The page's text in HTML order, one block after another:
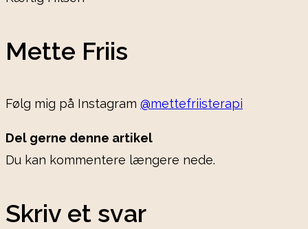
Mette Friis
Følg mig på Instagram @mettefriisterapi
Del gerne denne artikel
Du kan kommentere længere nede.
Skriv et svar